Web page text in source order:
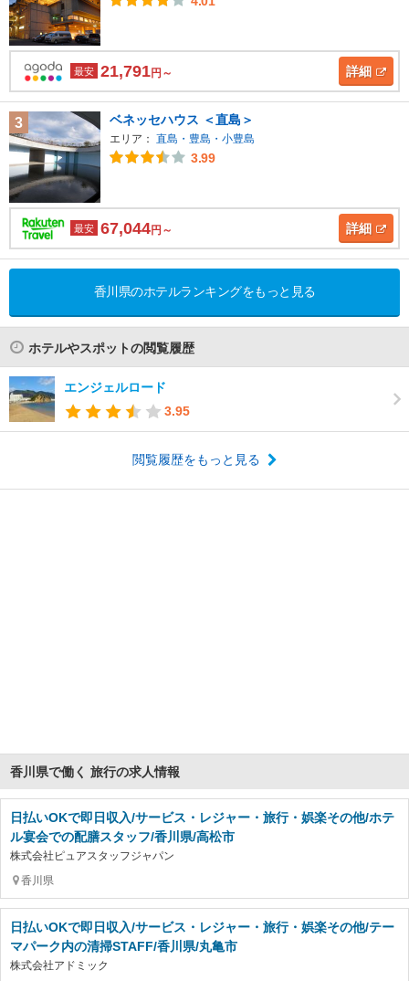
最安 21,791円～ 詳細
3 ベネッセハウス ＜直島＞
エリア： 直島・豊島・小豊島
3.99
最安 67,044円～ 詳細
香川県のホテルランキングをもっと見る
ホテルやスポットの閲覧履歴
エンジェルロード
3.95
閲覧履歴をもっと見る
香川県で働く 旅行の求人情報
日払いOKで即日収入/サービス・レジャー・旅行・娯楽その他/ホテ
ル宴会での配膳スタッフ/香川県/高松市
株式会社ピュアスタッフジャパン
香川県
日払いOKで即日収入/サービス・レジャー・旅行・娯楽その他/テー
マパーク内の清掃STAFF/香川県/丸亀市
株式会社アドミック